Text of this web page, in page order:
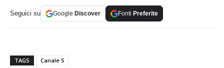
Seguici su Google Discover Fonti Preferite
TAGS Canale 5